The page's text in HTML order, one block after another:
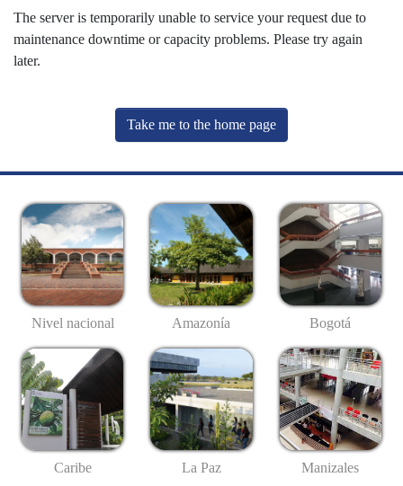
The server is temporarily unable to service your request due to
maintenance downtime or capacity problems. Please try again
later.
Take me to the home page
Nivel nacional Amazonía Bogotá
Caribe La Paz Manizales